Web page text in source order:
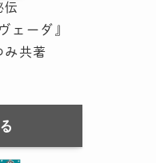
伝
ェーダ』
み共著